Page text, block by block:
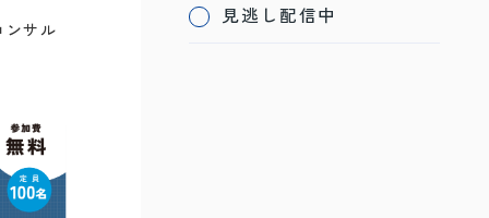
サル
見逃し配信中